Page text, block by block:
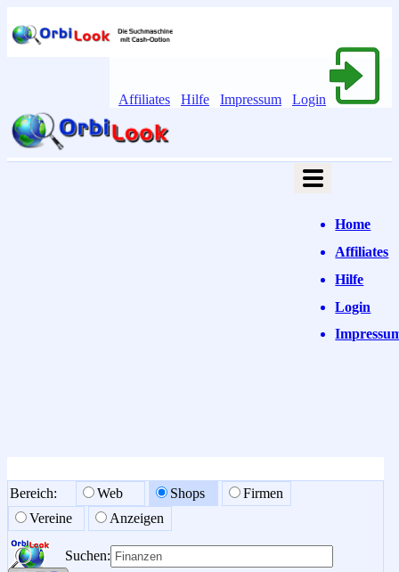
Affiliates Hilfe Impressum Login
Home
Affiliates
Hilfe
Login
Bereich: Web Shops
Firmen
Vereine
Anzeigen
Suchen: